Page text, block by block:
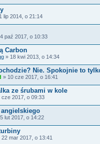
lip 2014, o 21:14
paź 2017, o 10:33
Carbon
» 18 kwi 2013, o 14:34
Nie. Spokojnie to
» 10 cze 2017, o 16:41
ze śrubami w kole
2017, o 09:33
angielskiego
lut 2017, o 14:22
mar 2017, o 13:41